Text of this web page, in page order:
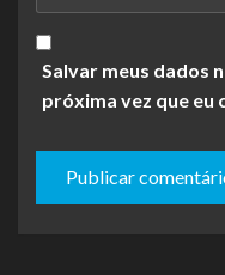
Salvar meus dados
próxima vez que eu